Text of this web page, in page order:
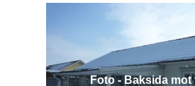
Foto - Baksida mot